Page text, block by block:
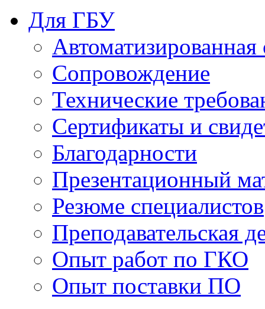
Для ГБУ
Сопровождение
Технические
Сертификаты и
Благодарности
Презентационный
Резюме специалистов
Преподавательская
Опыт работ по ГКО
Опыт поставки ПО